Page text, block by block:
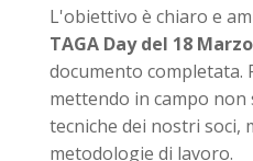
L'obiettivo è chiaro e
TAGA Day del 18 Marzo
documento completata.
mettendo in campo non
tecniche dei nostri soci,
metodologie di lavoro.